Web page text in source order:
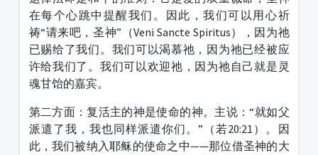
在每个心跳中提醒我们。因此，我们可以用心祈
祷“请来吧，圣神”（Veni Sancte Spiritus），因为祂
已赐给了我们。我们可以渴慕祂，因为祂已经被应
许给我们了。我们可以欢迎祂，因为祂自己就是灵
魂甘饴的嘉宾。
第二方面：复活主的神是使命的神。主说：“就如父
派遣了我，我也同样派遣你们。”（若20:21）。因
此，我们被纳入耶稣的使命之中——那位借圣神的大